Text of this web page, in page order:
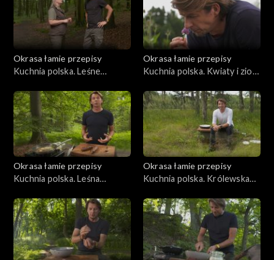
Okrasa łamie przepisy
Kuchnia polska. Leśne
Okrasa łamie przepisy
Kuchnia polska. Kwiaty i zioła
Okrasa łamie przepisy
Kuchnia polska. Leśna
Okrasa łamie przepisy
Kuchnia polska. Królewska